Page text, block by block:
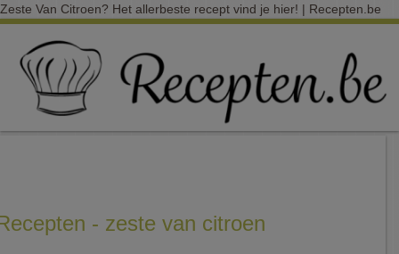
Zeste Van Citroen? Het allerbeste recept vind je hier! | Recepten.be
- zeste van citroen